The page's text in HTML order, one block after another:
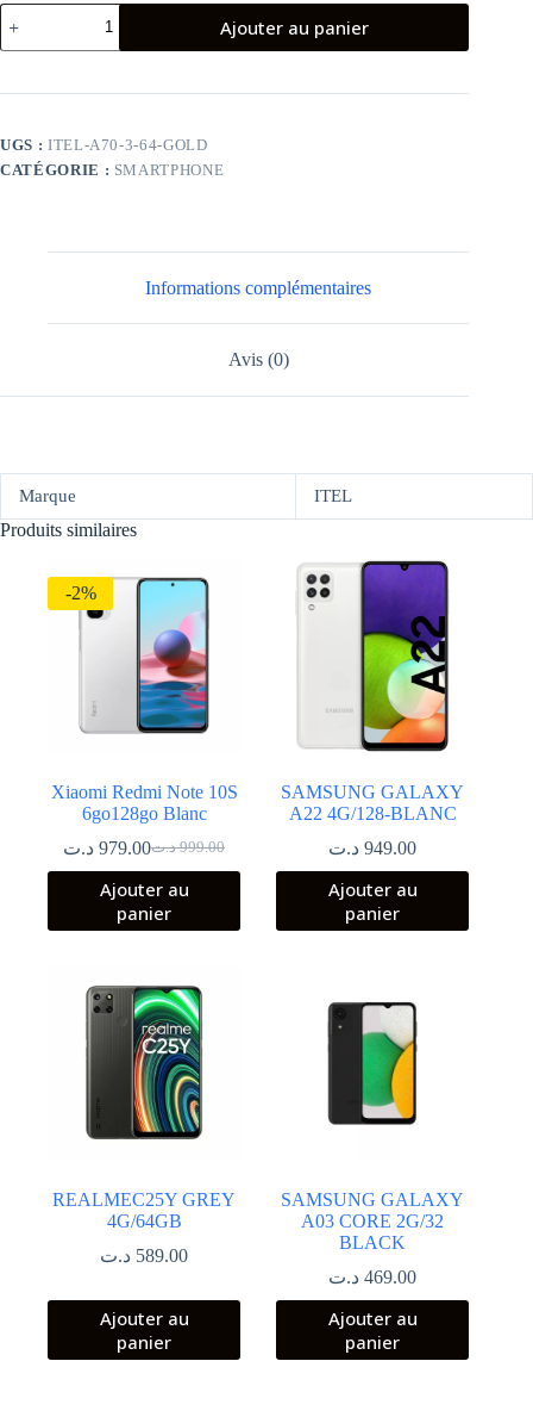
quantité
de
Smartphone
AWESOME
64Go
4G
Ajouter au panier
UGS : ITEL-A70-3-64-GOLD
CATÉGORIE : SMARTPHONE
Informations complémentaires
Avis (0)
Marque ITEL
Produits similaires
-2%
Xiaomi Redmi Note 10S
6go128go Blanc
999.00 د.تLe
prix
initial
était :
979.00 د.ت
Le
prix
actuel
est :
Ajouter au
panier
SAMSUNG GALAXY
A22 4G/128-BLANC
949.00 د.ت
Ajouter au
panier
REALMEC25Y GREY
4G/64GB
589.00 د.ت
Ajouter au
panier
SAMSUNG GALAXY
A03 CORE 2G/32
BLACK
469.00 د.ت
Ajouter au
panier